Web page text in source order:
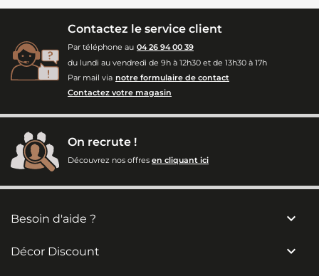
Contactez le service client
Par téléphone au 04 26 94 00 39
du lundi au vendredi de 9h à 12h30 et de 13h30 à 17h
Par mail via notre formulaire de contact
Contactez votre magasin
On recrute !
Découvrez nos offres en cliquant ici
Besoin d'aide ? 
Décor Discount
